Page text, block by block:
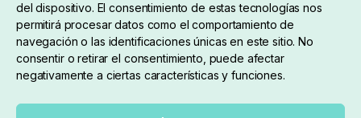
del dispositivo. El consentimiento de estas tecnologías nos
permitirá procesar datos como el comportamiento de
navegación o las identificaciones únicas en este sitio. No
consentir o retirar el consentimiento, puede afectar
negativamente a ciertas características y funciones.
Sobre nosotros